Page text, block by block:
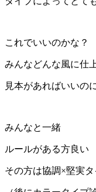
これでいいのかな？
みんなどんな風に仕
見本があればいいの
みんなと一緒
ルールがある方良い
その方は協調×堅実タ